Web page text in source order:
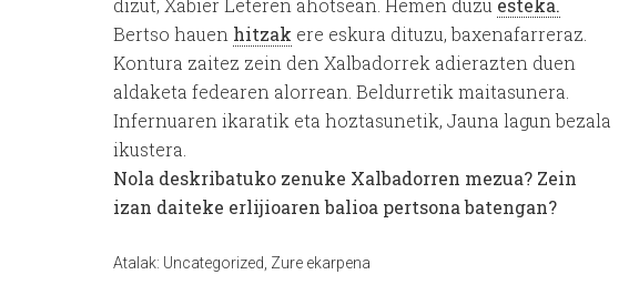
dizut, Xabier Leteren ahotsean. Hemen duzu esteka.
Bertso hauen hitzak ere eskura dituzu, baxenafarreraz.
Kontura zaitez zein den Xalbadorrek adierazten duen
aldaketa fedearen alorrean. Beldurretik maitasunera.
Infernuaren ikaratik eta hoztasunetik, Jauna lagun bezala
ikustera.
Nola deskribatuko zenuke Xalbadorren mezua? Zein
izan daiteke erlijioaren balioa pertsona batengan?
Atalak: Uncategorized Zure ekarpena